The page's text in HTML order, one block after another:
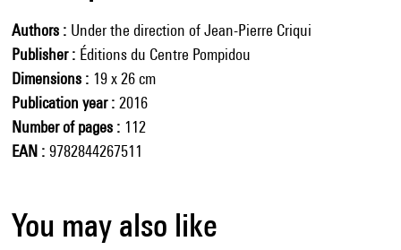
Authors
Under the direction of Jean-Pierre Criqui
Publisher
Éditions du Centre Pompidou
Dimensions
19 x 26 cm
Publication year
2016
Number of pages
112
EAN
9782844267511
You may also like